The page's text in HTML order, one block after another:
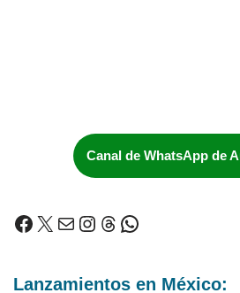
Canal de WhatsApp de
Lanzamientos en México: